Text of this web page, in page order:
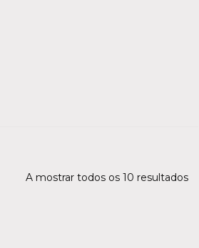
A mostrar todos os 10 resultados